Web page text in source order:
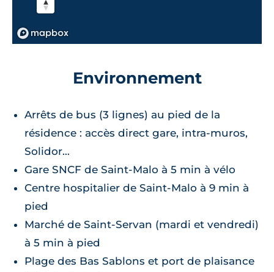
Environnement
Arrêts de bus (3 lignes) au pied de la
résidence : accès direct gare, intra-muros,
Solidor…
Gare SNCF de Saint-Malo à 5 min à vélo
Centre hospitalier de Saint-Malo à 9 min à
pied
Marché de Saint-Servan (mardi et vendredi)
à 5 min à pied
Plage des Bas Sablons et port de plaisance